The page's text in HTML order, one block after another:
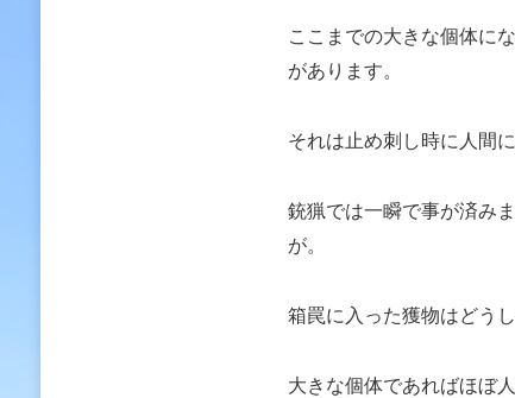
ここまでの大きな個体に
があります。
それは止め刺し時に人間
銃猟では一瞬で事が済み
が。
箱罠に入った獲物はどう
大きな個体であればほぼ